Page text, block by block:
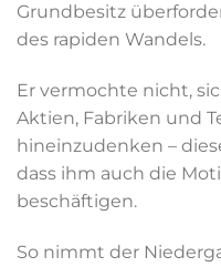
Grundbesitz
des rapiden Wandels.
Er vermochte nicht,
Aktien, Fabriken und
hineinzudenken –
dass ihm auch die
beschäftigen.
So nimmt der